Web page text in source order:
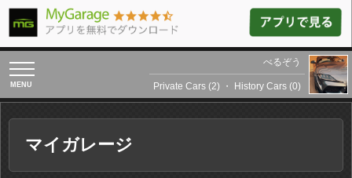
toggle
navigation
べるぞう
Private Cars (2) ・ History Cars (0)
マイガレージ